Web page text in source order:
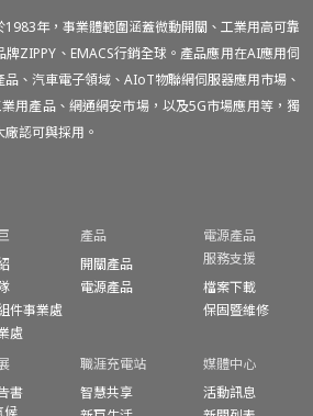
年，事業體範圍涵蓋微動開關、工業用高可靠
ZIPPY、EMACS行銷全球。產品應用在AI應用伺
、汽車電子領域、AIoT物聯網伺服器應用市場、
用產品、網通網安市場，以及5G市場應用等，獨
認可與採用。
件事業處
處
產品
開關產品
電源產品
電源產品
服務支援
檔案下載
保固暨維修
書
候
職涯充電站
智慧共享
媒體中心
活動訊息